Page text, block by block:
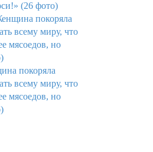
(26 фото)
покоряла
всему миру, что
мясоедов, но
покоряла
всему миру, что
мясоедов, но